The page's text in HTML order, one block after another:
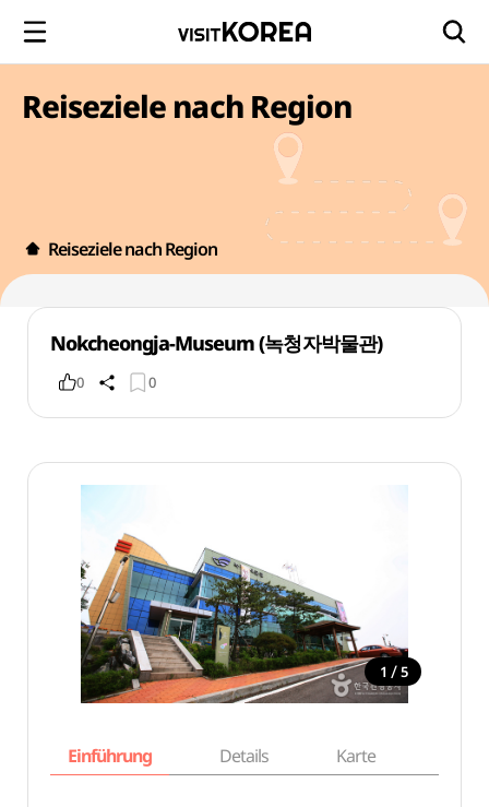
Reiseziele nach Region
Reiseziele nach Region
Nokcheongja-Museum (녹청자박물관)
0 0
1 / 5
Einführung Details Karte